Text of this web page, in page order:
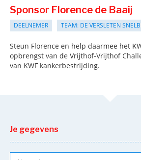
Sponsor Florence de Baaij
DEELNEMER TEAM: DE VERSLETEN
Steun Florence en help daarmee het
opbrengst van de Vrijthof-Vrijthof
van KWF kankerbestrijding.
Je gegevens